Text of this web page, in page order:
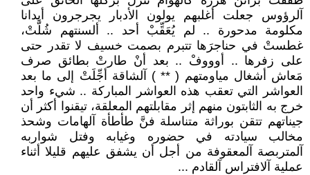
آلرؤوس جعلت أغلبهم يولون الأدبار يجرجرون أبدانا
مكلومة مدحورة .. لم يُعَقِّبْ أحد .. ألسنتهم شُلَّتْ،
غطستْ في حناجرَها تتبرم بصمت خسيف لا تقدر حتى
على زفرها .. أوووفْ .. بعد أنْ طارتْ بطائق صرف
مَعاش أشغال مياومتهم ( ** ) آلشاقة أجِّلَتْ إلى ما بعد
العواشر التي تعقب هذه العواشر المباركة .. شيء واحد
خرج به الثابتون منهم إثر مقابلتهم المعلقة، تيقنوا أكثر أن
جيناتهم تتقن بوراثة متناسلة فنَّ طأطأة آلهامات وشحذ
مخالب سيادته في حضوره وغيابه وفتل شواربه
آلمتربصة آلمعقوفة من أجل أن يشفق عليهم قليلا أثناء
عملية آلافتراس آلقادم ...